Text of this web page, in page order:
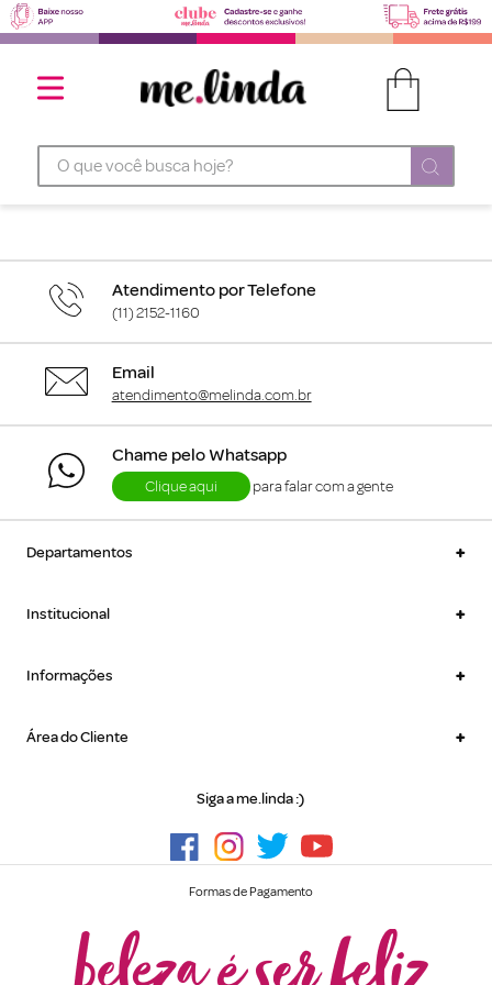
O que você busca hoje?
Atendimento por Telefone
(11) 2152-1160
Email
atendimento@melinda.com.br
Chame pelo Whatsapp
Clique aqui para falar com a gente
Departamentos +
Institucional +
Informações +
Área do Cliente +
Siga a me.linda :)
Formas de Pagamento